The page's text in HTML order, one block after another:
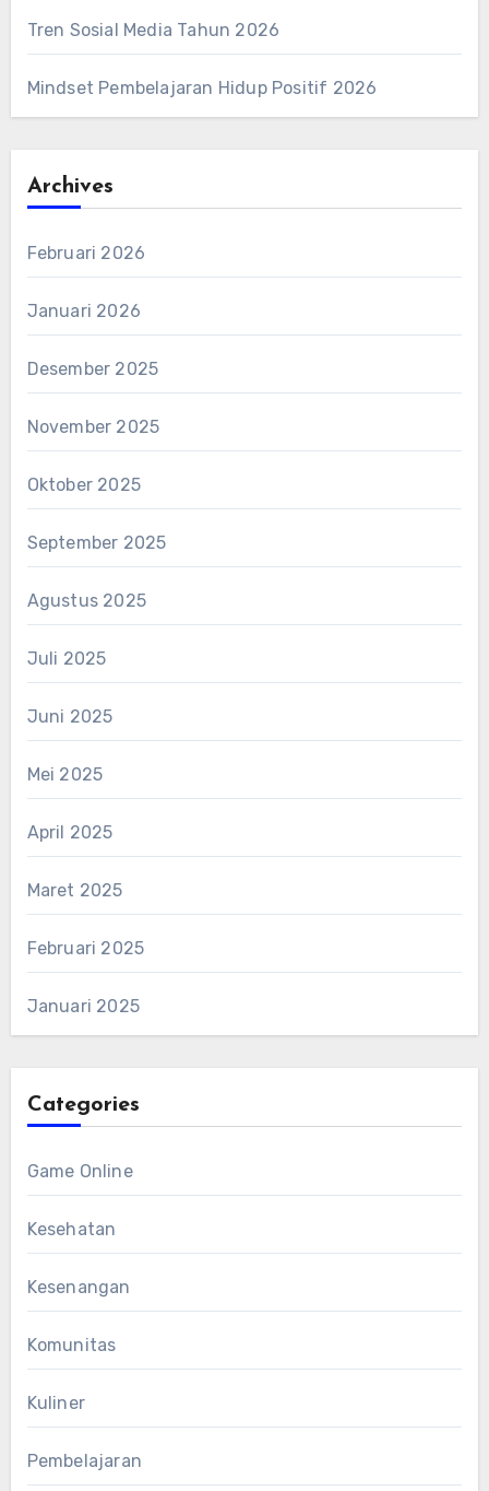
Tren Sosial Media Tahun 2026
Mindset Pembelajaran Hidup Positif 2026
Archives
Februari 2026
Januari 2026
Desember 2025
November 2025
Oktober 2025
September 2025
Agustus 2025
Juli 2025
Juni 2025
Mei 2025
April 2025
Maret 2025
Februari 2025
Januari 2025
Categories
Game Online
Kesehatan
Kesenangan
Komunitas
Kuliner
Pembelajaran